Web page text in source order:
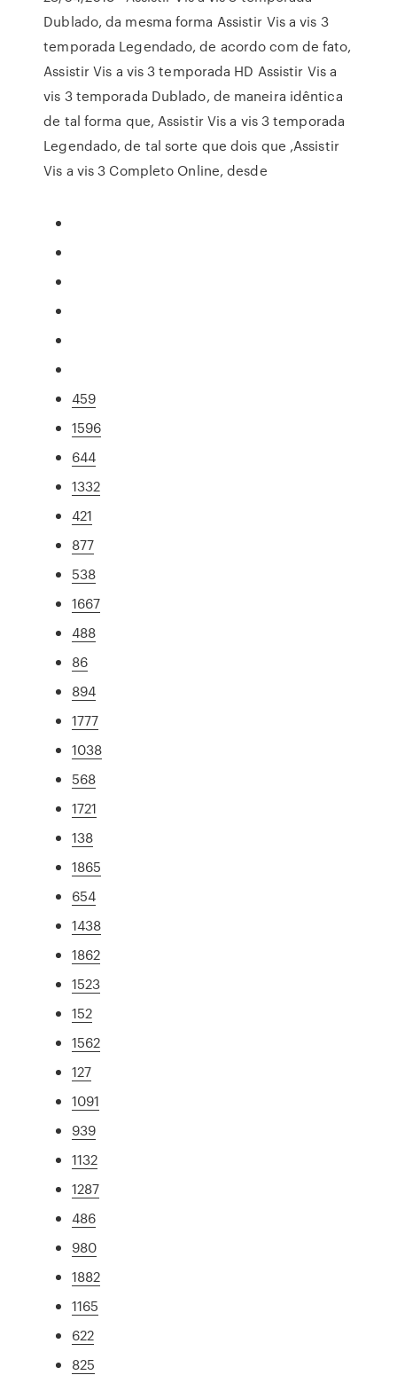
Dublado, da mesma forma Assistir Vis a vis 3
temporada Legendado, de acordo com de fato,
Assistir Vis a vis 3 temporada HD Assistir Vis a
vis 3 temporada Dublado, de maneira idêntica
de tal forma que, Assistir Vis a vis 3 temporada
Legendado, de tal sorte que dois que ,Assistir
Vis a vis 3 Completo Online, desde
459
1596
644
1332
421
877
538
1667
488
86
894
1777
1038
568
1721
138
1865
654
1438
1862
1523
152
1562
127
1091
939
1132
1287
486
980
1882
1165
622
825